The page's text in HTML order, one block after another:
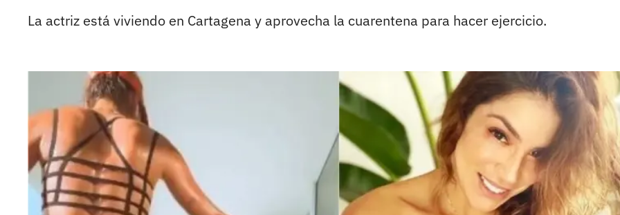
La actriz está viviendo en Cartagena y aprovecha la cuarentena para hacer ejercicio.